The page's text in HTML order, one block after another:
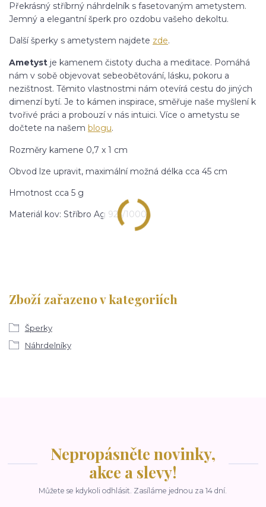
Překrásný stříbrný náhrdelník s fasetovaným ametystem.
Jemný a elegantní šperk pro ozdobu vašeho dekoltu.
Další šperky s ametystem najdete zde.
Ametyst je kamenem čistoty ducha a meditace. Pomáhá
nám v sobě objevovat sebeobětování, lásku, pokoru a
nezištnost. Těmito vlastnostmi nám otevírá cestu do jiných
dimenzí bytí. Je to kámen inspirace, směřuje naše myšlení k
tvořivé práci a probouzí v nás intuici. Více o ametystu se
dočtete na našem blogu.
Rozměry kamene 0,7 x 1 cm
Obvod lze upravit, maximální možná délka cca 45 cm
Hmotnost cca 5 g
Materiál kov: Stříbro Ag 925/1000
Zboží zařazeno v kategoriích
Šperky
Náhrdelníky
Nepropásněte novinky,
akce a slevy!
Můžete se kdykoli odhlásit. Zasíláme jednou za 14 dní.